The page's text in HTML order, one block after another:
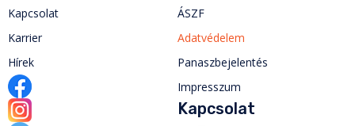
Kapcsolat
Karrier
Hírek
ÁSZF
Adatvédelem
Panaszbejelentés
Impresszum
Kapcsolat